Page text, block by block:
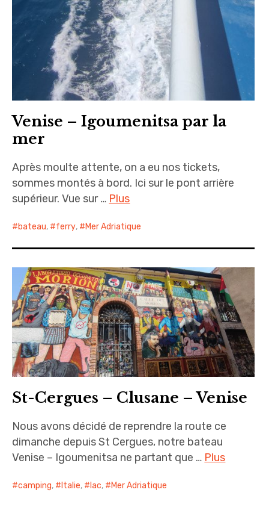
Venise – Igoumenitsa par la
mer
Après moulte attente, on a eu nos tickets,
sommes montés à bord. Ici sur le pont arrière
supérieur. Vue sur … Plus
bateau, ferry, Mer Adriatique
St-Cergues – Clusane – Venise
Nous avons décidé de reprendre la route ce
dimanche depuis St Cergues, notre bateau
Venise – Igoumenitsa ne partant que … Plus
camping, Italie, lac, Mer Adriatique